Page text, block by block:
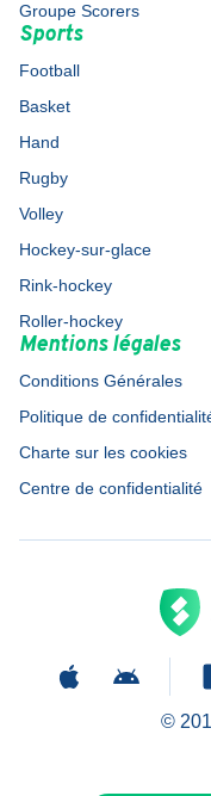
Groupe Scorers
Sports
Football
Basket
Hand
Rugby
Volley
Hockey-sur-glace
Rink-hockey
Roller-hockey
Mentions légales
Conditions Générales
Politique de
Charte sur les cookies
Centre de confidentialité
©